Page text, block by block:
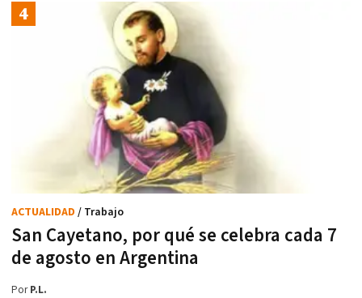
San Cayetano, por qué se celebra cada 7
de agosto en Argentina
ACTUALIDAD / Trabajo
PorP.L.